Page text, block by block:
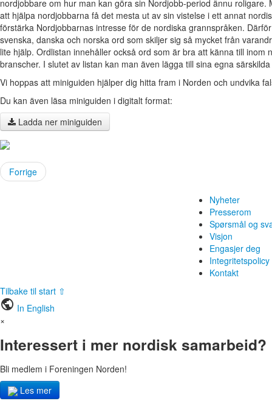
nordjobbare om hur man kan göra sin Nordjobb-period ännu
att hjälpa nordjobbarna få det mesta ut av sin vistelse i ett annat
förstärka Nordjobbarnas intresse för de nordiska grannspråken.
svenska, danska och norska ord som skiljer sig så mycket från
lite hjälp. Ordlistan innehåller också ord som är bra att känna till inom
branscher. I slutet av listan kan man även lägga till sina egna
Vi hoppas att miniguiden hjälper dig hitta fram i Norden och undvika
Du kan även läsa miniguiden i digitalt format:
Ladda ner miniguiden
Forrige
Nyheter
Presserom
Spørsmål og
Visjon
Engasjer deg
Integritetspolicy
Kontakt
Tilbake til start ⇧
public In English
×
Interessert i mer nordisk samarbeid?
Bli medlem i Foreningen Norden!
Les mer